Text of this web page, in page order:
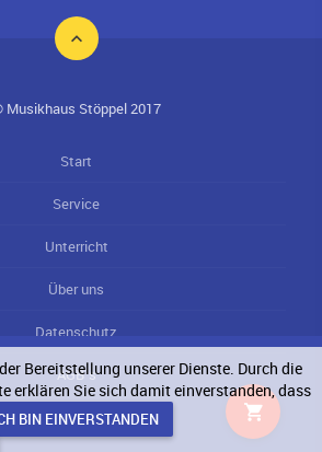
Musikhaus Stöppel 2017
Start
Service
Unterricht
Über uns
Datenschutz
AGB`s
Impressum
Bereitstellung unserer Dienste. Durch die
erklären Sie sich damit einverstanden, dass